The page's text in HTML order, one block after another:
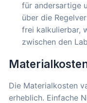
für andersartige
über die
frei kalkulierbar,
zwischen den
Die Materialkosten
erheblich. Einfache